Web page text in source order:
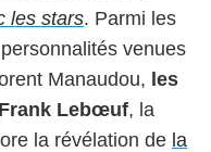
les stars. Parmi les
venues
Manaudou, les
Lebœuf, la
la révélation de la